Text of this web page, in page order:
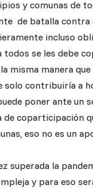
y comunas de
de batalla contra
incluso
se les debe
misma manera
contribuiría a
poner ante un
coparticipación
eso no es un
superada la
y para eso